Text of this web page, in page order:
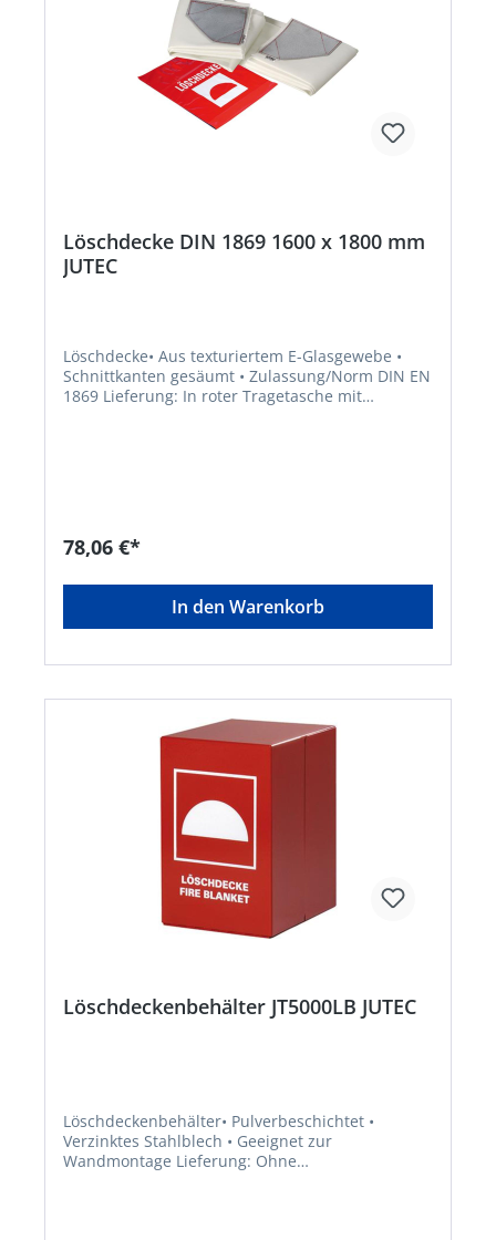
Löschdecke DIN 1869 1600 x 1800 mm
JUTEC
Löschdecke• Aus texturiertem E-Glasgewebe •
Schnittkanten gesäumt • Zulassung/Norm DIN EN
1869 Lieferung: In roter Tragetasche mit
78,06 €*
In den Warenkorb
Löschdeckenbehälter JT5000LB JUTEC
Löschdeckenbehälter• Pulverbeschichtet •
Verzinktes Stahlblech • Geeignet zur
Wandmontage Lieferung: Ohne